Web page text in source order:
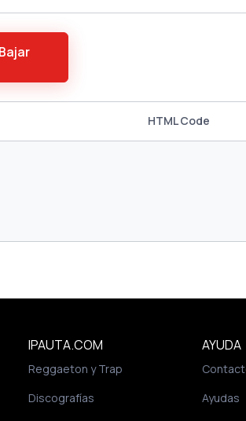
HTML Code
IPAUTA.COM
Reggaeton y Trap
Discografías
AYUDA
Ayudas